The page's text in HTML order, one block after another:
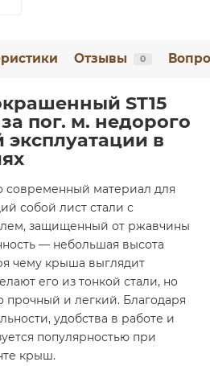
Отзывы 0
ST15
пог. м. недорого
в
современный материал для
собой лист стали с
защищенный от ржавчины
— небольшая высота
чему крыша выглядит
его из тонкой стали, но
прочный и легкий. Благодаря
удобства в работе и
популярностью при
крыш.